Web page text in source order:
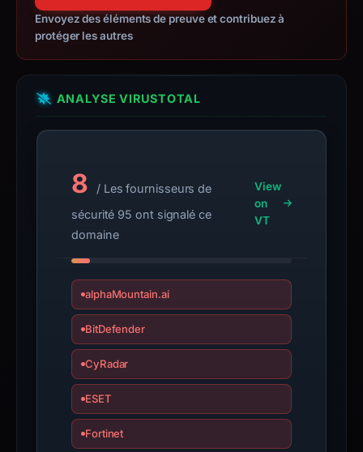
an
appeal
inaccurate.
Envoyez des éléments de preuve et contribuez à
protéger les autres
ANALYSE VIRUSTOTAL
8
/ Les fournisseurs de
sécurité 95 ont signalé ce
domaine
View
on
VT
alphaMountain.ai
BitDefender
CyRadar
ESET
Fortinet